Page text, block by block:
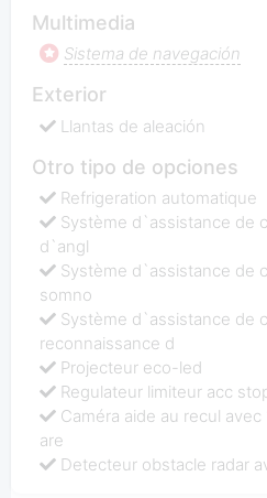
Multimedia
Sistema de navegación
Exterior
Llantas de aleación
Otro tipo de opciones
Refrigeration automatique
Système d`assistance de
d`angl
Système d`assistance de
somno
Système d`assistance de
reconnaissance d
Projecteur eco-led
Regulateur limiteur acc
Caméra aide au recul
are
Detecteur obstacle radar